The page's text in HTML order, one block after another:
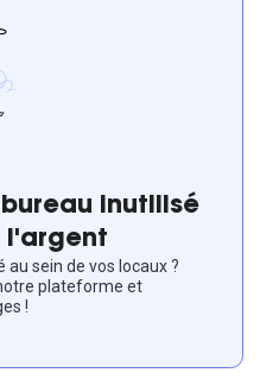
inutilisé
l'argent
sein de vos locaux ?
plateforme et
!